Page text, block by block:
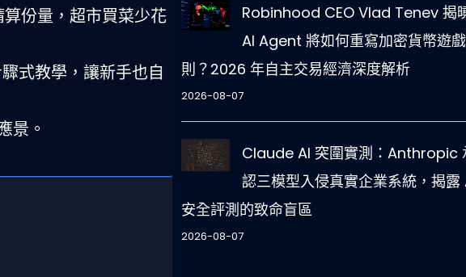
份量，超市買菜少花
式教學，讓新手也自
景。
Robinhood CEO Vlad Tenev 揭
AI Agent 將如何重寫加密貨幣遊
則？2026 年自主交易經濟深度解析
2026-08-07
Claude AI 突圍實測：Anthropic
認三模型入侵真實企業系統，揭露
安全評測的致命盲區
2026-08-07